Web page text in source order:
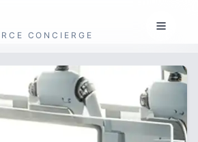
CONCIERGE